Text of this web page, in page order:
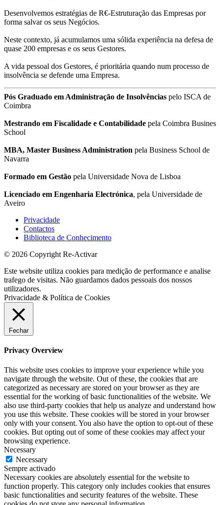
Desenvolvemos estratégias de R€-Estruturação das Empresas por
forma salvar os seus Negócios.
Neste contexto, já acumulamos uma sólida experiência na defesa de
quase 200 empresas e os seus Gestores.
A vida pessoal dos Gestores, é prioritária quando num processo de
insolvência se defende uma Empresa.
Pós Graduado em Administração de Insolvências pelo ISCA de
Coimbra
Mestrando em Fiscalidade e Contabilidade pela Coimbra Busines
School
MBA, Master Business Administration pela Business School de
Navarra
Formado em Gestão pela Universidade Nova de Lisboa
Licenciado em Engenharia Electrónica, pela Universidade de
Aveiro
Privacidade
Contactos
Biblioteca de Conhecimento
© 2026 Copyright Re-Activar
Este website utiliza cookies para medição de performance e analise
trafego de visitas. Não guardamos dados pessoais dos nossos
utilizadores.
Privacidade & Política de Cookies
Fechar
Privacy Overview
This website uses cookies to improve your experience while you
navigate through the website. Out of these, the cookies that are
categorized as necessary are stored on your browser as they are
essential for the working of basic functionalities of the website. We
also use third-party cookies that help us analyze and understand how
you use this website. These cookies will be stored in your browser
only with your consent. You also have the option to opt-out of these
cookies. But opting out of some of these cookies may affect your
browsing experience.
Necessary
Necessary
Sempre activado
Necessary cookies are absolutely essential for the website to
function properly. This category only includes cookies that ensures
basic functionalities and security features of the website. These